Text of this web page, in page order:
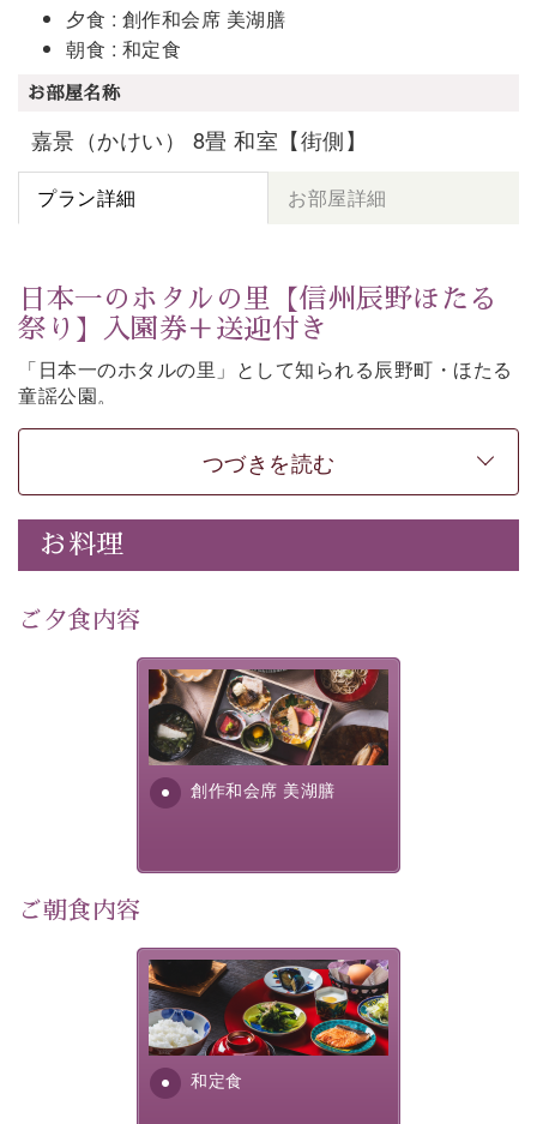
夕食 : 創作和会席 美湖膳
朝食 : 和定食
お部屋名称
嘉景（かけい） 8畳 和室【街側】
プラン詳細 お部屋詳細
日本一のホタルの里【信州辰野ほたる
祭り】入園券＋送迎付き
「日本一のホタルの里」として知られる辰野町・ほたる
童謡公園。
そこで開催される【信州辰野ほたる祭り】への送迎と入
園券がついた期間限定プランをご用意いたしました。
ホタルが織りなす幻想的な光景。昨年は多い日で1日
4,000匹以上のホタルが観測されました。（出典・画
：辰野町）
自然豊かな信州ならではの風情をご体験ください。
宿泊期間:2026年6月13日～21日
【スケジュール】
17：30 ご夕食
19：10 お隣の「ホテル紅や」ロビー集合
19：20 出発（近隣旅館2か所を経由します）
20：00 ほたる童謡公園到着（60分間の自由時間）
21：45 「ホテル紅や」到着
【ご予約前にご確認ください】
※本プランはバスの定員に限りがあるため、先着順での
ご案内となります。
※ご予約完了後でも、時間差により満席となる場合がご
ざいます。その際は当館よりご連絡申し上げます。
※催行人数に満たない場合は、催行を見合わせる場合が
ございます。その際は前日までにご連絡いたします。
※ほたる童謡公園では自由行動となります（ガイドは付
つづきを読む
お料理
ご夕食内容
創作和会席 美湖膳
美湖膳とは諏訪の地で特別を
提供する為に料理長・神原 裕
明が考え出した創作和会席で
す。美しい諏訪湖の幸...
ご朝食内容
和定食
さっぱりとした和食膳に使わ
れる食材は、諏訪の名産品を
ふんだんに取り入れ、安心・
安全を心掛けた長野県産...